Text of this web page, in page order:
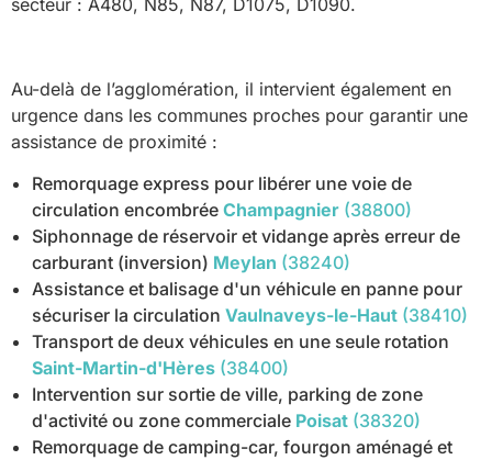
secteur : A480, N85, N87, D1075, D1090.
Au-delà de l’agglomération, il intervient également en
urgence dans les communes proches pour garantir une
assistance de proximité :
Remorquage express pour libérer une voie de
circulation encombrée Champagnier (38800)
Siphonnage de réservoir et vidange après erreur de
carburant (inversion) Meylan (38240)
Assistance et balisage d'un véhicule en panne pour
sécuriser la circulation Vaulnaveys-le-Haut (38410)
Transport de deux véhicules en une seule rotation
Saint-Martin-d'Hères (38400)
Intervention sur sortie de ville, parking de zone
d'activité ou zone commerciale Poisat (38320)
Remorquage de camping-car, fourgon aménagé et